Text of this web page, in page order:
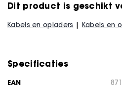
Dit product is geschikt
Kabels en opladers Kabels en
Specificaties
EAN